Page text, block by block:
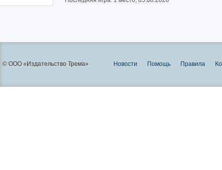
© ООО «Издательство Трема» Новости Помощь Правила